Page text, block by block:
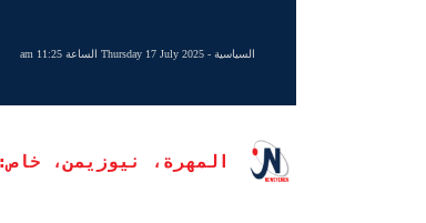
السياسية- Thursday 17 July 2025 الساعة 11:25 am
المهرة، نيوزيمن، خاص: